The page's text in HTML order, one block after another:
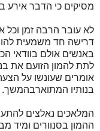
מסיקים כי הדבר אירע
לא עובר הרבה זמן וכל
דרישה חד משמעית
באנשים אולם בוודאי
לתת להמון הזועם את
אומרים שעונשו על
בנותיו המתוארבהמשך.
המלאכים נאלצים
ההמון בסנוורים